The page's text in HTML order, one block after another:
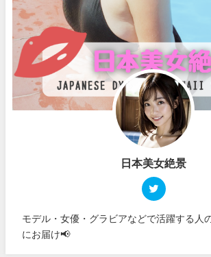
日本美女絶景
モデル・女優・グラビアなどで活躍する人
にお届け📢